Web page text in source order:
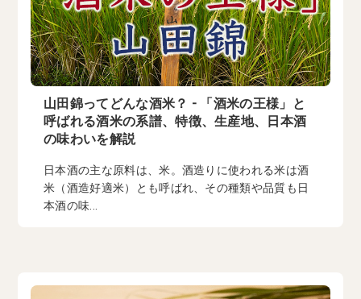
山田錦ってどんな酒米？ - 「酒米の王様」と
呼ばれる酒米の系譜、特徴、生産地、日本酒
の味わいを解説
日本酒の主な原料は、米。酒造りに使われる米は酒
米（酒造好適米）とも呼ばれ、その種類や品質も日
本酒の味...